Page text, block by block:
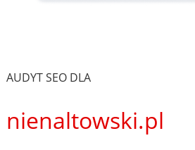
AUDYT SEO DLA
nienaltowski.pl